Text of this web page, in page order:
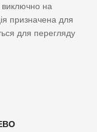
виключно на
призначена для
для перегляду